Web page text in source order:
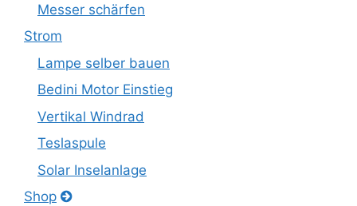
Messer schärfen
Strom
Lampe selber bauen
Bedini Motor Einstieg
Vertikal Windrad
Teslaspule
Solar Inselanlage
Shop